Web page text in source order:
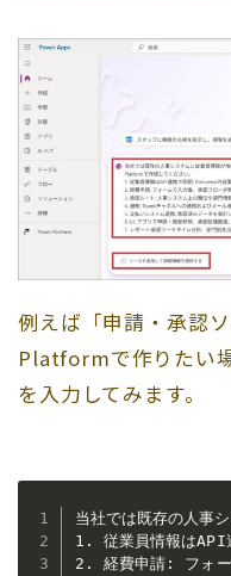
例えば「申請・承認
Platformで作りたい
を入力してみます。
当社では既存の人事
1. 従業員情報はAPI
2. 経費申請: フォー